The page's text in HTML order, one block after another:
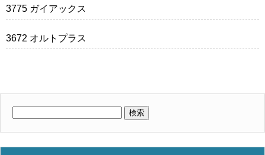
3775 ガイアックス
3672 オルトプラス